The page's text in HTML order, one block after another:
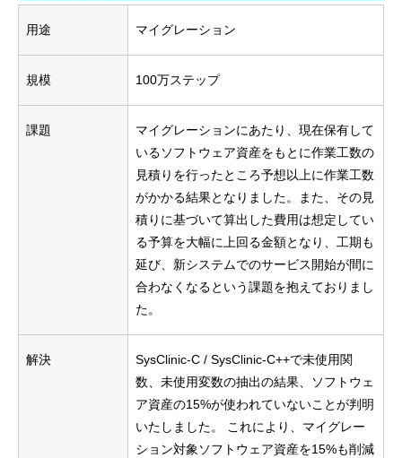
用途 マイグレーション
規模 100万ステップ
課題
マイグレーションにあたり、現在保有して
いるソフトウェア資産をもとに作業工数の
見積りを行ったところ予想以上に作業工数
がかかる結果となりました。また、その見
積りに基づいて算出した費用は想定してい
る予算を大幅に上回る金額となり、工期も
延び、新システムでのサービス開始が間に
合わなくなるという課題を抱えておりまし
た。
解決
SysClinic-C / SysClinic-C++で未使用関
数、未使用変数の抽出の結果、ソフトウェ
ア資産の15%が使われていないことが判明
いたしました。 これにより、マイグレー
ション対象ソフトウェア資産を15%も削減